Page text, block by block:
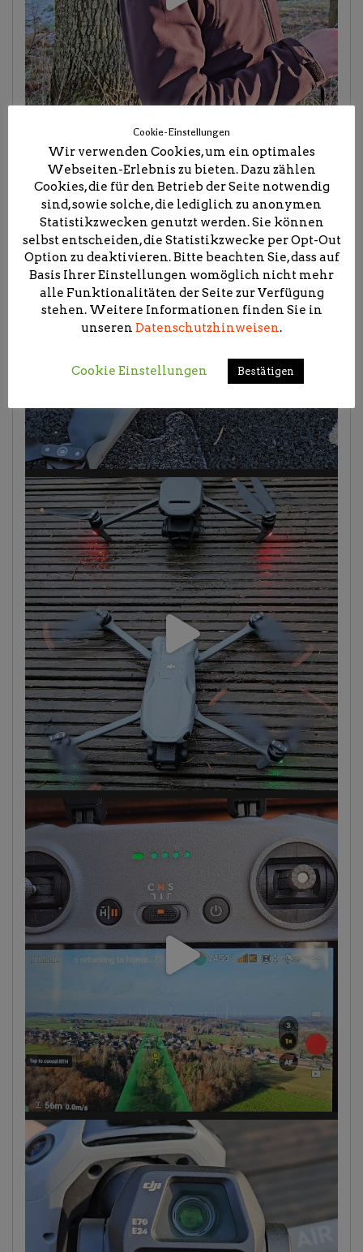
Cookie-Einstellungen
Wir verwenden Cookies, um ein optimales
Webseiten-Erlebnis zu bieten. Dazu zählen
Cookies, die für den Betrieb der Seite notwendig
sind, sowie solche, die lediglich zu anonymen
Statistikzwecken genutzt werden. Sie können
selbst entscheiden, die Statistikzwecke per Opt-Out
Option zu deaktivieren. Bitte beachten Sie, dass auf
Basis Ihrer Einstellungen womöglich nicht mehr
alle Funktionalitäten der Seite zur Verfügung
stehen. Weitere Informationen finden Sie in
unseren Datenschutzhinweisen.
Cookie Einstellungen Bestätigen